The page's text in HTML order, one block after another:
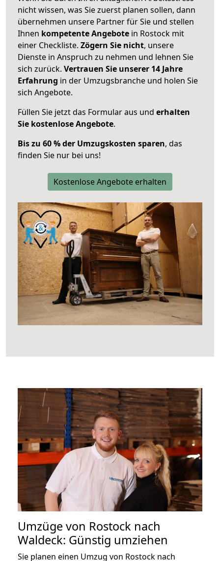
nicht wissen, was Sie zuerst planen sollen, dann
übernehmen unsere Partner für Sie und stellen
Ihnen kompetente Angebote in Rostock mit
einer Checkliste. Zögern Sie nicht, unsere
Dienste in Anspruch zu nehmen und lehnen Sie
sich zurück. Vertrauen Sie unserer 14 Jahre
Erfahrung in der Umzugsbranche und holen Sie
sich Angebote.
Füllen Sie jetzt das Formular aus und erhalten
Sie kostenlose Angebote.
Bis zu 60 % der Umzugskosten sparen, das
finden Sie nur bei uns!
Kostenlose Angebote erhalten
Umzüge von Rostock nach
Waldeck: Günstig umziehen
Sie planen einen Umzug von Rostock nach